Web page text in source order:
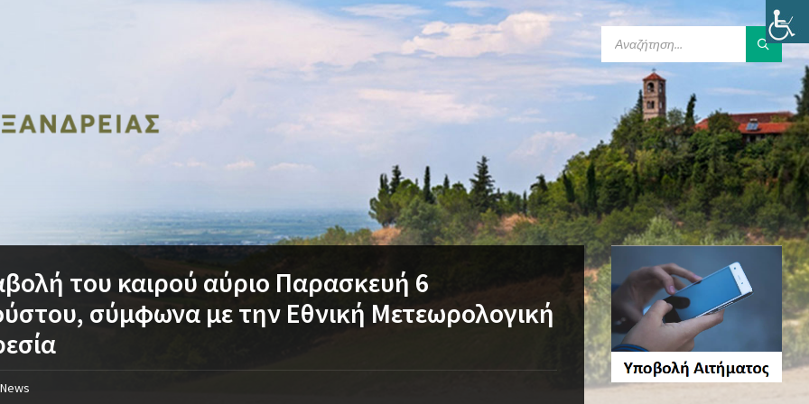
του καιρού αύριο Παρασκευή 6
σύμφωνα με την Εθνική Μετεωρολογική
News